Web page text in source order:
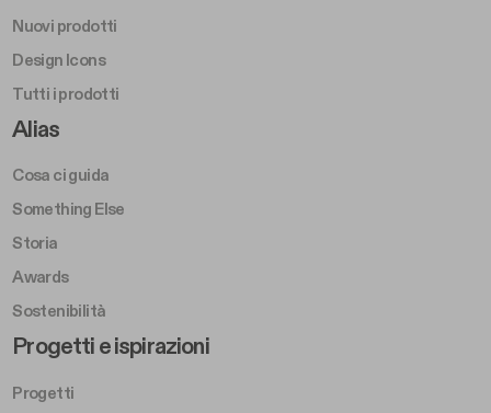
Nuovi prodotti
Design Icons
Tutti i prodotti
Footer Right A
Alias
Cosa ci guida
Something Else
Storia
Awards
Sostenibilità
Footer Left Middle B
Progetti e ispirazioni
Progetti